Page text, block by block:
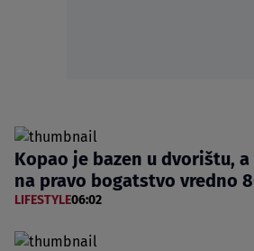
Kopao je bazen u dvorištu,
na pravo bogatstvo vredno
LIFESTYLE06:02